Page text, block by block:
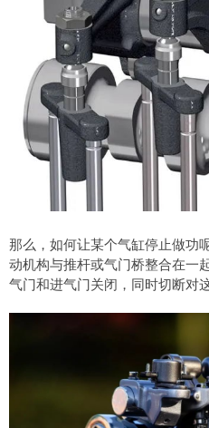
那么，如何让某个气缸停止做功
动机构与推杆或气门桥整合在一
气门和进气门关闭，同时切断对